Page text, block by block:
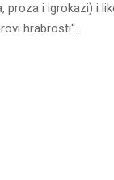
proza i igrokazi) i
hrabrosti“.